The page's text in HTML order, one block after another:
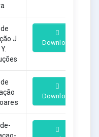
J.
Download
Download